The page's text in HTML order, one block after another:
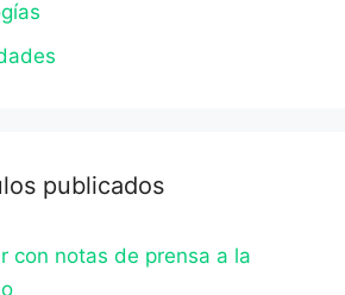
publicados
con notas de prensa a la